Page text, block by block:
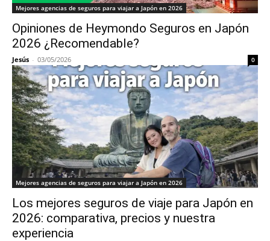
Mejores agencias de seguros para viajar a Japón en 2026
Opiniones de Heymondo Seguros en Japón
2026 ¿Recomendable?
Jesús - 03/05/2026 0
Mejores agencias de seguros para viajar a Japón en 2026
Los mejores seguros de viaje para Japón en
2026: comparativa, precios y nuestra
experiencia